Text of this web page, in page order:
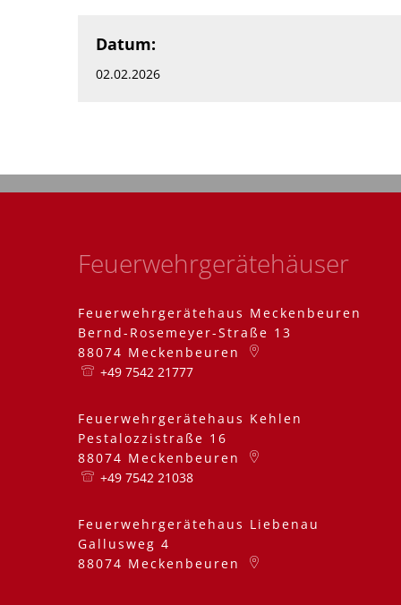
Datum:
02.02.2026
Feuerwehrgerätehäuser
Feuerwehrgerätehaus Meckenbeuren
Bernd-Rosemeyer-Straße 13
88074 Meckenbeuren
+49 7542 21777
Feuerwehrgerätehaus Kehlen
Pestalozzistraße 16
88074 Meckenbeuren
+49 7542 21038
Feuerwehrgerätehaus Liebenau
Gallusweg 4
88074 Meckenbeuren